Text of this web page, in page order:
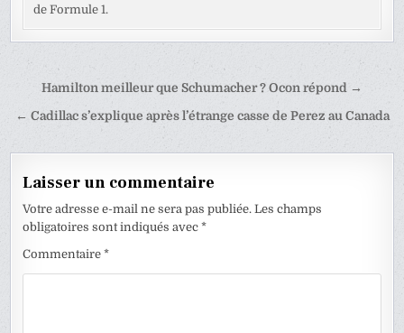
de Formule 1.
Navigation
de
Hamilton meilleur que Schumacher ? Ocon répond →
← Cadillac s’explique après l’étrange casse de Perez au Canada
Laisser un commentaire
Votre adresse e-mail ne sera pas publiée. Les champs
obligatoires sont indiqués avec*
Commentaire*